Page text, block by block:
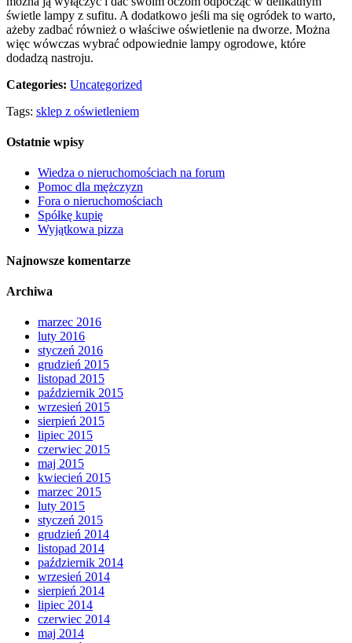
świetle lampy z sufitu. A dodatkowo jeśli ma się ogródek to warto,
ażeby zadbać również o właściwe oświetlenie na dworze. Można
więc wówczas wybrać odpowiednie lampy ogrodowe, które
dodadzą nastroju.
Categories: Uncategorized
Tags: sklep z oświetleniem
Ostatnie wpisy
Wiedza o nieruchomościach na forum
Pomoc dla mężczyzn
Fora o nieruchomościach
Spółkę kupię
Wyjątkowa pizza
Najnowsze komentarze
Archiwa
marzec 2016
luty 2016
styczeń 2016
grudzień 2015
listopad 2015
październik 2015
wrzesień 2015
sierpień 2015
lipiec 2015
czerwiec 2015
maj 2015
kwiecień 2015
marzec 2015
luty 2015
styczeń 2015
grudzień 2014
listopad 2014
październik 2014
wrzesień 2014
sierpień 2014
lipiec 2014
czerwiec 2014
maj 2014